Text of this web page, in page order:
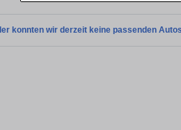
konnten wir derzeit keine passenden